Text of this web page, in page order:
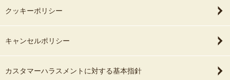
クッキーポリシー
キャンセルポリシー
カスタマーハラスメントに対する基本指針